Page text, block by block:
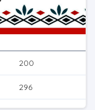
200
296